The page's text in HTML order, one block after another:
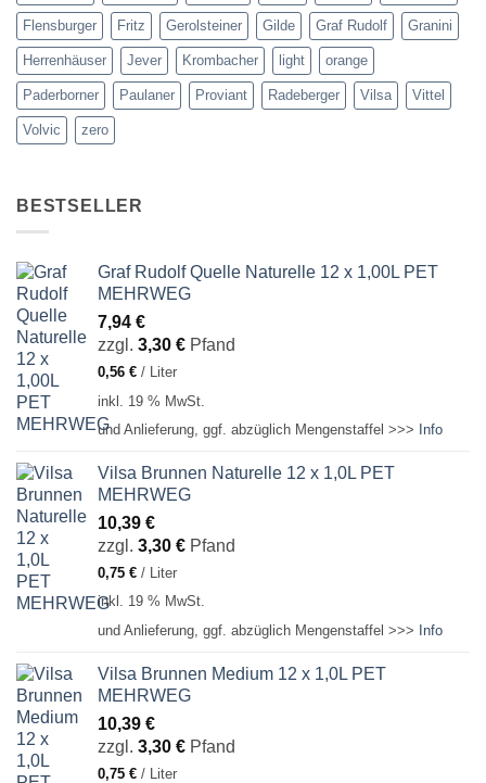
Flensburger Fritz Gerolsteiner Gilde Graf Rudolf Granini
Herrenhäuser Jever Krombacher light orange
Paderborner Paulaner Proviant Radeberger Vilsa Vittel
Volvic zero
BESTSELLER
Graf Rudolf Quelle Naturelle 12 x 1,00L PET
MEHRWEG
7,94 €
zzgl. 3,30 € Pfand
0,56 € / Liter
inkl. 19 % MwSt.
und Anlieferung, ggf. abzüglich Mengenstaffel >>> Info
Vilsa Brunnen Naturelle 12 x 1,0L PET
MEHRWEG
10,39 €
zzgl. 3,30 € Pfand
0,75 € / Liter
inkl. 19 % MwSt.
und Anlieferung, ggf. abzüglich Mengenstaffel >>> Info
Vilsa Brunnen Medium 12 x 1,0L PET
MEHRWEG
10,39 €
zzgl. 3,30 € Pfand
0,75 € /
Liter